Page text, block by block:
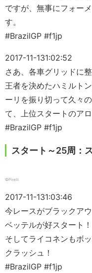
ですが、無事にフォー
す。
#BrazilGP #f1jp
2017-11-131:02:52
さあ、各車グリッドに
王者を決めたハミルト
ーリを振り切って久々
て、上位スタートのア
#BrazilGP #f1jp
スタート～25周：
©Pirelli
2017-11-131:03:46
今レースがブラックアウ
ベッテルが好スタート
そしてライコネンもボ
クラッシュ！
#BrazilGP #f1jp